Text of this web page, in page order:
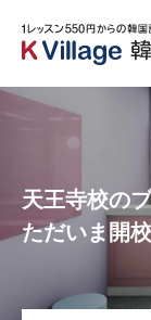
校舎案内
韓国語講師紹介
K Village韓国留
天王寺校の
ただいま開